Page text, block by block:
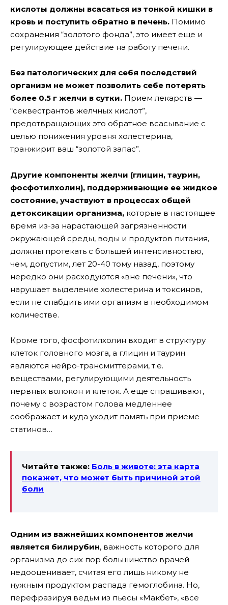
кислоты должны всасаться из тонкой кишки в
кровь и поступить обратно в печень. Помимо
сохранения “золотого фонда”, это имеет еще и
регулирующее действие на работу печени.
Без патологических для себя последствий
организм не может позволить себе потерять
более 0.5 г желчи в сутки. Прием лекарств —
“секвестрантов желчных кислот”,
предотвращающих это обратное всасывание с
целью понижения уровня холестерина,
транжирит ваш “золотой запас”.
Другие компоненты желчи (глицин, таурин,
фосфотилхолин), поддерживающие ее жидкое
состояние, участвуют в процессах общей
детоксикации организма, которые в настоящее
время из-за нарастающей загрязненности
окружающей среды, воды и продуктов питания,
должны протекать с большей интенсивностью,
чем, допустим, лет 20-40 тому назад, поэтому
нередко они расходуются «вне печени», что
нарушает выделение холестерина и токсинов,
если не снабдить ими организм в необходимом
количестве.
Кроме того, фосфотилхолин входит в структуру
клеток головного мозга, а глицин и таурин
являются нейро-трансмиттерами, т.е.
веществами, регулирующими деятельность
нервных волокон и клеток. А еще спрашивают,
почему с возрастом голова медленнее
соображает и куда уходит память при приеме
статинов…
Читайте также: Боль в животе: эта карта
покажет, что может быть причиной этой
боли
Одним из важнейших компонентов желчи
является билирубин, важность которого для
организма до сих пор большинство врачей
недооценивает, считая его лишь никому не
нужным продуктом распада гемоглобина. Но,
перефразируя ведьм из пьесы «Макбет», «все